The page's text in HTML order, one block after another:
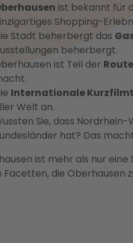
ist bekannt für
Shopping-
Stadt beherbergt das
beherbergt.
ist Teil der
Internationale
Welt an.
Sie, dass
hat? Das
ist mehr als nur eine
Facetten, die Oberhausen